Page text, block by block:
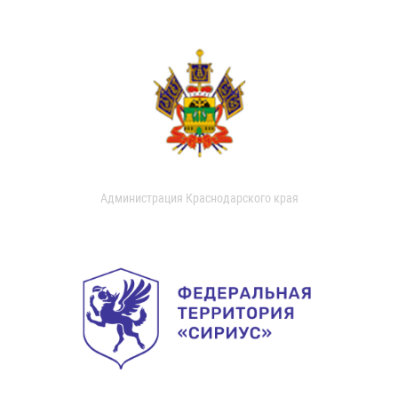
Администрация Краснодарского края